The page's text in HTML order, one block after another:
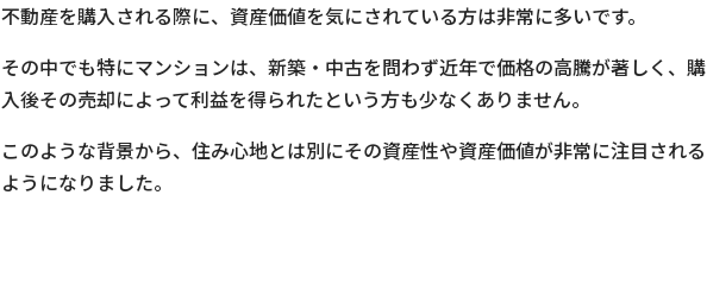
不動産を購入される際に、資産価値を気にされている方は非常に多いです。
その中でも特にマンションは、新築・中古を問わず近年で価格の高騰が著しく、購
入後その売却によって利益を得られたという方も少なくありません。
このような背景から、住み心地とは別にその資産性や資産価値が非常に注目される
ようになりました。